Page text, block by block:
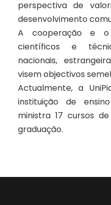
perspectiva de
desenvolvimento
A cooperação e o
científicos e
nacionais,
visem objectivos
Actualmente, a
instituição de
ministra 17 cursos
graduação.